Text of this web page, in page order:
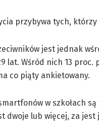
przybywa tych,
jest jednak
lat. Wśród nich 13
co piąty ankietowany.
w szkołach
dwoje lub więcej, za